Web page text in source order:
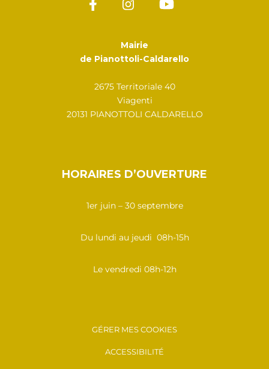
Mairie
de Pianottoli-Caldarello
2675 Territoriale 40
Viagenti
20131 PIANOTTOLI CALDARELLO
HORAIRES D’OUVERTURE
1er juin – 30 septembre
Du lundi au jeudi 08h-15h
Le vendredi 08h-12h
GÉRER MES COOKIES
ACCESSIBILITÉ